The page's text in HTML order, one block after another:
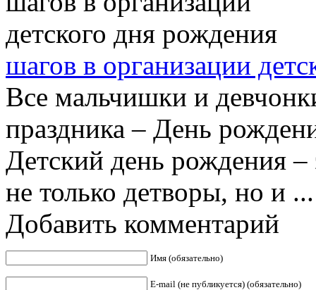
шагов в организации
Все мальчишки и
праздника – День
Детский день рождения
не только детворы, но и ...
Добавить комментарий
Имя (обязательно)
E-mail (не публикуется) (обязательно)